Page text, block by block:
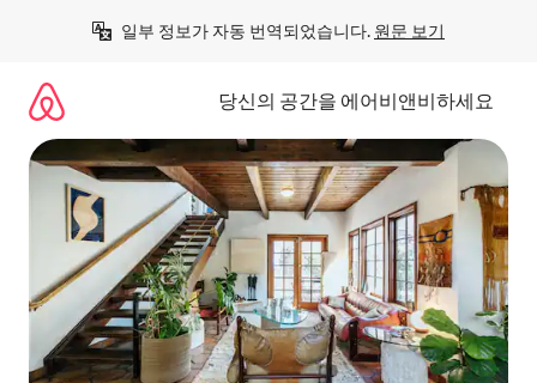
일부 정보가 자동 번역되었습니다. 원문 보기
당신의 공간을 에어비앤비하세요